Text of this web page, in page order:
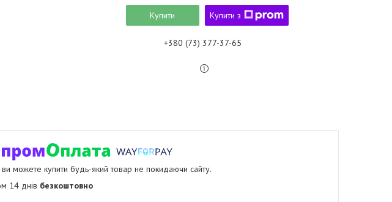
Купити Купити з
+380 (73) 377-37-65
ви можете купити будь-який товар не покидаючи сайту.
14 днів безкоштовно